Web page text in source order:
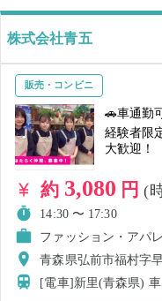
ができる方 ・テキパキ行動できる方 ・明るく挨拶で
ある身なり を心がけられる
株式会社青五
販売・コンビニ
🚗車通勤
経験者限
大歓迎！
約 3,080 円(
14:30 〜 17:30
ファッション・アパ
青森県弘前市福村字
[電車]新里(青森県)